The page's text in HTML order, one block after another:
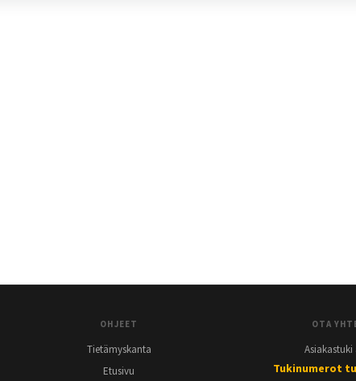
OHJEET
Tietämyskanta
Etusivu
OTA
Asiakastuki
Tukinumerot